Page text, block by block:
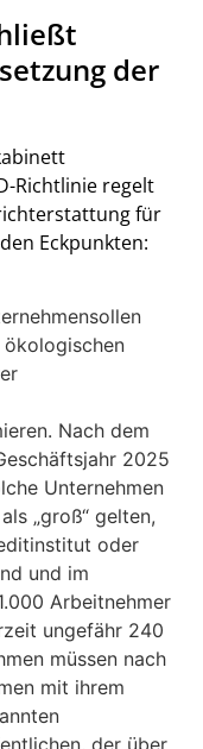
der
Richtlinie regelt
für
Eckpunkten:
Nach dem
2025
Unternehmen
„groß“ gelten,
oder
und im
Arbeitnehmer
ungefähr 240
müssen nach
mit ihrem